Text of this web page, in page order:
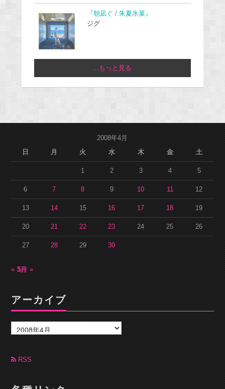
『朝凪ぐ / 朱夏氷菓』
ジグ
...もっと見る
2008年4月
日
月 火 水 木 金 土
1 2 3 4 5
6 7 8 9 10 11 12
13 14 15 16 17 18 19
20 21 22 23 24 25 26
27 28 29 30
« 3月5月 »
アーカイブ
ー
カ
ブ RSS